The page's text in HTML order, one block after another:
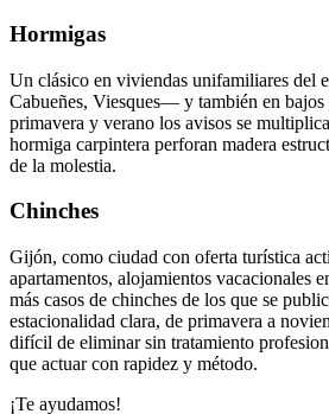
Hormigas
Un clásico en viviendas unifamiliares del
Cabueñes, Viesques— y también en
primavera y verano los avisos se
hormiga carpintera perforan madera
de la molestia.
Chinches
Gijón, como ciudad con oferta turística
apartamentos, alojamientos vacacionales
más casos de chinches de los que se
estacionalidad clara, de primavera a
difícil de eliminar sin tratamiento
que actuar con rapidez y método.
¡Te ayudamos!